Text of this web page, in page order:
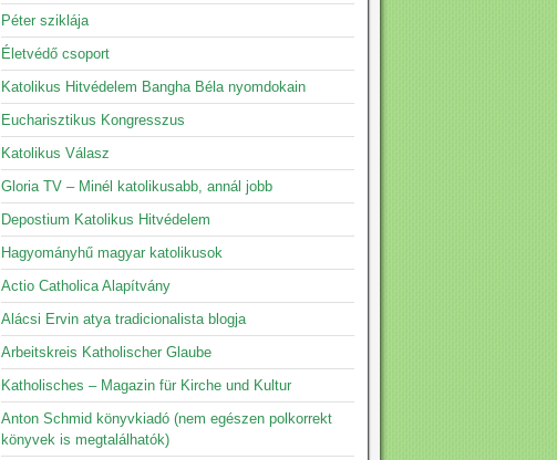
Péter sziklája
Életvédő csoport
Katolikus Hitvédelem Bangha Béla nyomdokain
Eucharisztikus Kongresszus
Katolikus Válasz
Gloria TV – Minél katolikusabb, annál jobb
Depostium Katolikus Hitvédelem
Hagyományhű magyar katolikusok
Actio Catholica Alapítvány
Alácsi Ervin atya tradicionalista blogja
Arbeitskreis Katholischer Glaube
Katholisches – Magazin für Kirche und Kultur
Anton Schmid könyvkiadó (nem egészen polkorrekt
könyvek is megtalálhatók)